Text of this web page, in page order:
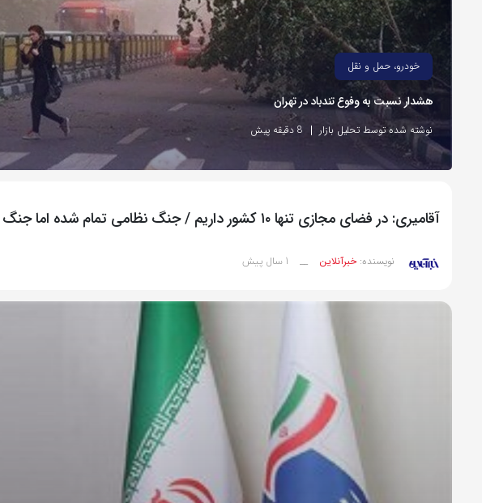
خودرو، حمل و نقل
هشدار نسبت به وفوع تندباد در تهران
نوشته شده توسط تحلیل بازار 8 دقیقه پیش
آقامیری: در فضای مجازی تنها ۱۰ کشور داریم / جنگ نظامی تمام شده اما جنگ سایبری ادامه دارد
نویسنده:خبرآنلاین __ 1 سال پیش